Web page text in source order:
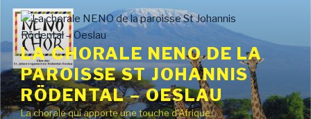
Aller
contenu
principalLA CHORALE NENO DE LA
PAROISSE ST JOHANNIS
RÖDENTAL – OESLAU
La chorale qui apporte une touche d'Afrique